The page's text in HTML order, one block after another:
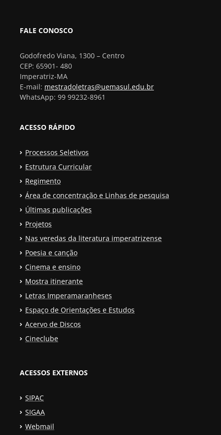
FALE CONOSCO
Godofredo Viana, 1300 – Centro
CEP: 65901- 480
Imperatriz-MA
E-mail: mestradoletras@uemasul.edu.br
WhatsApp: 99 99232-8961
ACESSO RÁPIDO
Processos Seletivos
Estrutura Curricular
Regimento
Área de concentração e Linhas de pesquisa
Últimas publicações
Projetos
Nas veredas da literatura imperatrizense
Poesia e canção
Cinema e ensino
Mostra itinerante
Letras Imperamaranheses
Espaço de Orientações e Estudos
Acervo de Discos
Cineclube
ACESSOS EXTERNOS
SIPAC
SIGAA
Webmail